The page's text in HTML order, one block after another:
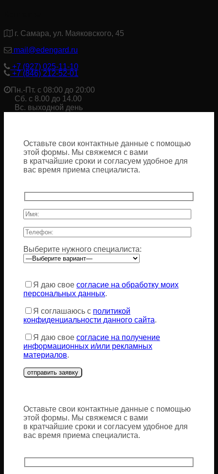
г. Самара, ул. Маяковского, 45
mail@edengard.ru
+7 (927) 025-11-10
+7 (846) 212-52-01
Пн.-Пт. с 08:00 до 20:00
Сб. с 8.00 до 14.00
Вс. выходной день
Оставьте свои контактные данные с помощью
этой формы. Мы свяжемся с вами
в кратчайшие сроки и согласуем удобное для
вас время приема специалиста.
Выберите нужного специалиста:
это
поле
Я даю свое согласие на обработку моих
персональных данных.
Я соглашаюсь с политикой
конфиденциальности данного сайта.
Я даю свое согласие на получение
информационных и/или рекламных
материалов.
Оставьте свои контактные данные с помощью
этой формы. Мы свяжемся с вами
в кратчайшие сроки и согласуем удобное для
вас время приема специалиста.